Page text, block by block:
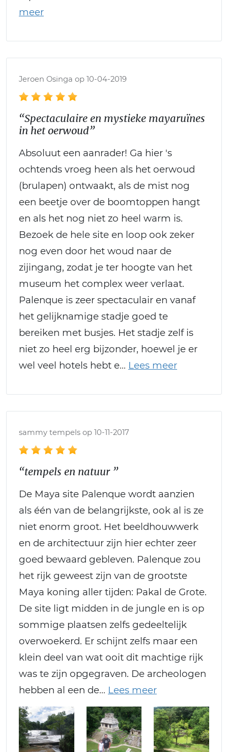
Jeroen Osinga op 10-04-2019
“Spectaculaire en mystieke mayaruïnes
in het oerwoud”
Absoluut een aanrader! Ga hier 's
ochtends vroeg heen als het oerwoud
(brulapen) ontwaakt, als de mist nog
een beetje over de boomtoppen hangt
en als het nog niet zo heel warm is.
Bezoek de hele site en loop ook zeker
nog even door het woud naar de
zijingang, zodat je ter hoogte van het
museum het complex weer verlaat.
Palenque is zeer spectaculair en vanaf
het gelijknamige stadje goed te
bereiken met busjes. Het stadje zelf is
niet zo heel erg bijzonder, hoewel je er
wel veel hotels hebt e
sammy tempels op 10-11-2017
“tempels en natuur ”
De Maya site Palenque wordt aanzien
als één van de belangrijkste, ook al is ze
niet enorm groot. Het beeldhouwwerk
en de architectuur zijn hier echter zeer
goed bewaard gebleven. Palenque zou
het rijk geweest zijn van de grootste
Maya koning aller tijden: Pakal de Grote.
De site ligt midden in de jungle en is op
sommige plaatsen zelfs gedeeltelijk
overwoekerd. Er schijnt zelfs maar een
klein deel van wat ooit dit machtige rijk
was te zijn opgegraven. De archeologen
hebben al een de